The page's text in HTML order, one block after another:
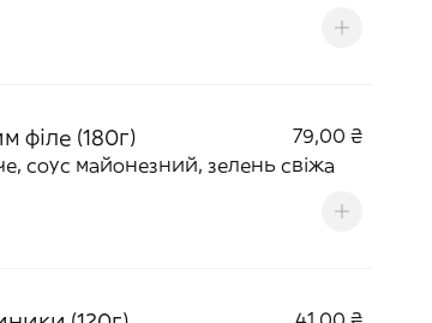
філе (180г)
79,00 ₴
соус майонезний, зелень свіжа